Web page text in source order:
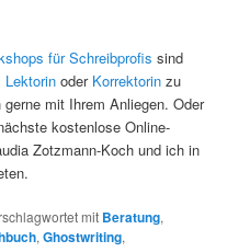
für Schreibprofis sind
Lektorin oder Korrektorin zu
mit Ihrem Anliegen. Oder
kostenlose Online-
Zotzmann-Koch und ich in
mit Beratung,
,Ghostwriting,